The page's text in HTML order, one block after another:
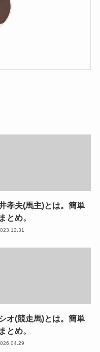
孝夫(馬主)とは。簡単
とめ。
オ(競走馬)とは。簡単
とめ。